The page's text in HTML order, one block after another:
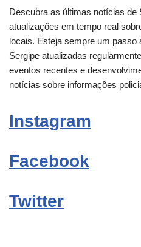
Descubra as últimas notícias de
atualizações em tempo real
locais. Esteja sempre um passo
Sergipe atualizadas
eventos recentes e
notícias sobre informações
Instagram
Facebook
Twitter